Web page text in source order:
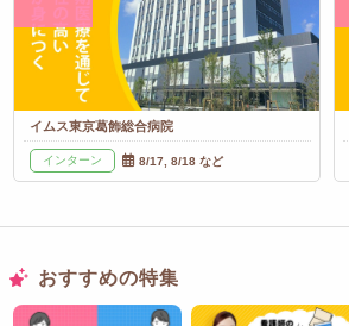
イムス東京葛飾総合病院
インターン 8/17, 8/18 など
おすすめの特集